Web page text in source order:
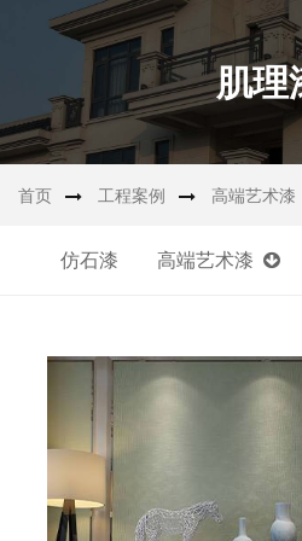
肌理
首页 工程案例 高端艺术漆
仿石漆 高端艺术漆